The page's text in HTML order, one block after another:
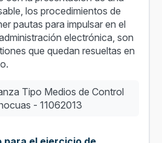
los procedimientos de
pautas para impulsar en el
electrónica, son
que quedan resueltas en
Tipo Medios de Control
- 11062013